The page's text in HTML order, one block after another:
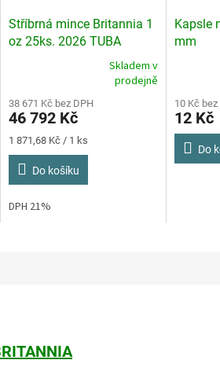
Stříbrná mince Britannia 1
oz 25ks. 2026 TUBA
produktu
je
4,3
hvězdiček.
Skladem v
prodejně
38 671 Kč bez DPH
46 792 Kč
Měrná
cena:
1 871,68 Kč / 1 ks
Do košíku
DPH 21%
Kapsle
mm
10 Kč bez
12 Kč
Do